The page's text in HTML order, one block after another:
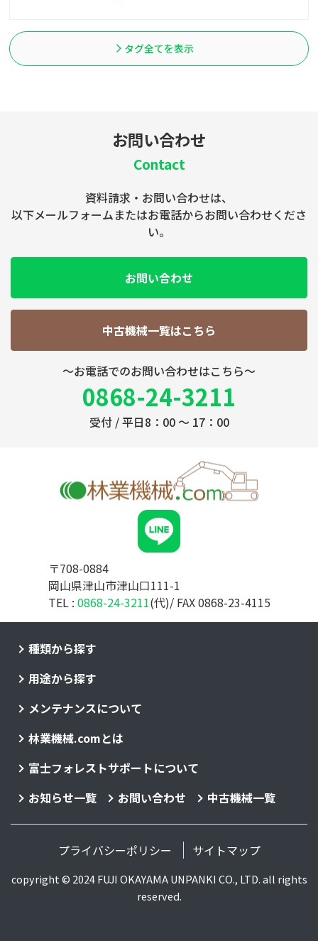
タグ全てを表示
お問い合わせ
Contact
資料請求・お問い合わせは、
以下メールフォームまたはお電話からお問い合わせくださ
い。
お問い合わせ
中古機械一覧はこちら
～お電話でのお問い合わせはこちら～
0868-24-3211
受付 / 平日8：00 ～ 17：00
〒708-0884
岡山県津山市津山口111-1
TEL : 0868-24-3211(代)/ FAX 0868-23-4115
種類から探す
用途から探す
メンテナンスについて
林業機械.comとは
富士フォレストサポートについて
お知らせ一覧
お問い合わせ 中古機械一覧
プライバシーポリシー サイトマップ
copyright © 2024 FUJI OKAYAMA UNPANKI CO., LTD. all rights
reserved.